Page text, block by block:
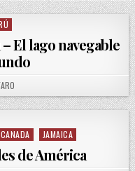
El lago navegable
CANADA JAMAICA
de América